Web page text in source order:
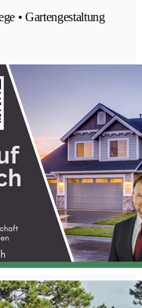
• Gartengestaltung